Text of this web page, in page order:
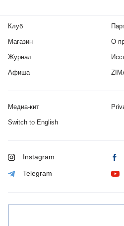
Клуб
Магазин
Журнал
Афиша
О
Медиа-кит
Switch to English
Instagram
Telegram